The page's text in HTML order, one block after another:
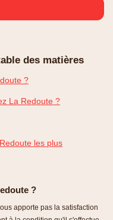
des matières
?
La Redoute ?
les plus
?
apporte pas la satisfaction